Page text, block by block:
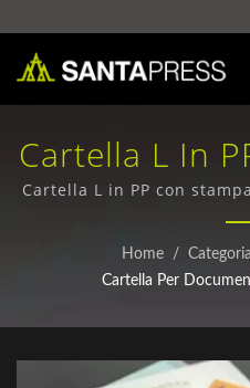
Cartella L In
Scatole In
Sostenibile
Santa
Cartella L in PP con
creative / Scatole di
Design
Home / Categoria
Cartella Per